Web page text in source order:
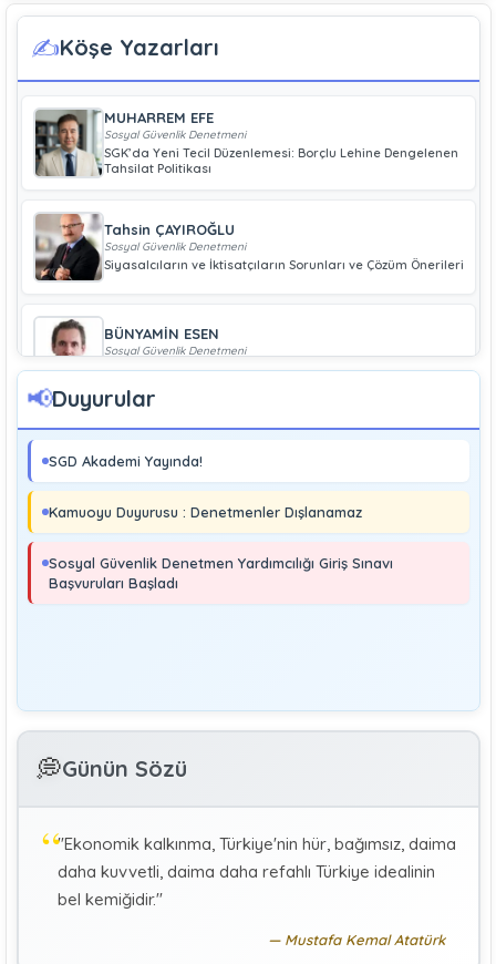
✍️Köşe Yazarları
MUHARREM EFE
Sosyal Güvenlik Denetmeni
SGK’da Yeni Tecil Düzenlemesi: Borçlu Lehine Dengelenen
Tahsilat Politikası
Tahsin ÇAYIROĞLU
Sosyal Güvenlik Denetmeni
Siyasalcıların ve İktisatçıların Sorunları ve Çözüm Önerileri
BÜNYAMİN ESEN
Sosyal Güvenlik Denetmeni
Geliri Düşük Olan Çiftçiye Bağ-Kur Borcu Çıkmaz
Boray UĞRAŞ
Soma ve Ermenek’te Meydana Gelen Kazalar Büyük
Endüstriyel Kaza Sayılmakta Mıdır?
Sosyal Güvenlik Denetmeni
Kayıt Dışı İstihdamla Mücadeleye Farklı Bir Yaklaşım
G
Özel Sağlık Hizmeti Sunucularında Görev Yapan
K KÜBRA KOÇ
Uluslararası Sosyal Politika Bağlamında İkili Sosyal
📢Duyurular
SGD Akademi Yayında!
Kamuoyu Duyurusu : Denetmenler Dışlanamaz
Sosyal Güvenlik Denetmen Yardımcılığı Giriş Sınavı
Başvuruları Başladı
💭Günün Sözü
"Ekonomik kalkınma, Türkiye'nin hür, bağımsız, daima
daha kuvvetli, daima daha refahlı Türkiye idealinin
bel kemiğidir."
Mustafa Kemal Atatürk